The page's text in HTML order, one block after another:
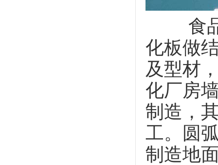
食品
化板做
及型材
化厂房
制造，
工。圆
制造地